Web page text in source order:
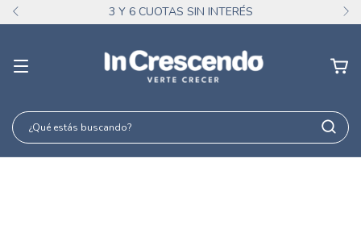
3 Y 6 CUOTAS SIN INTERÉS